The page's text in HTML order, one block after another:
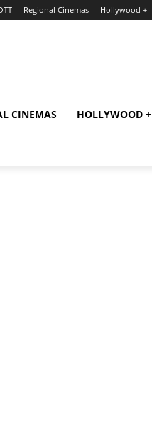
Regional Cinemas Hollywood +
CINEMAS HOLLYWOOD +